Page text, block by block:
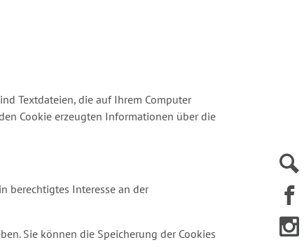
Textdateien, die auf Ihrem Computer
Cookie erzeugten Informationen über die
berechtigtes Interesse an der
Sie können die Speicherung der Cookies